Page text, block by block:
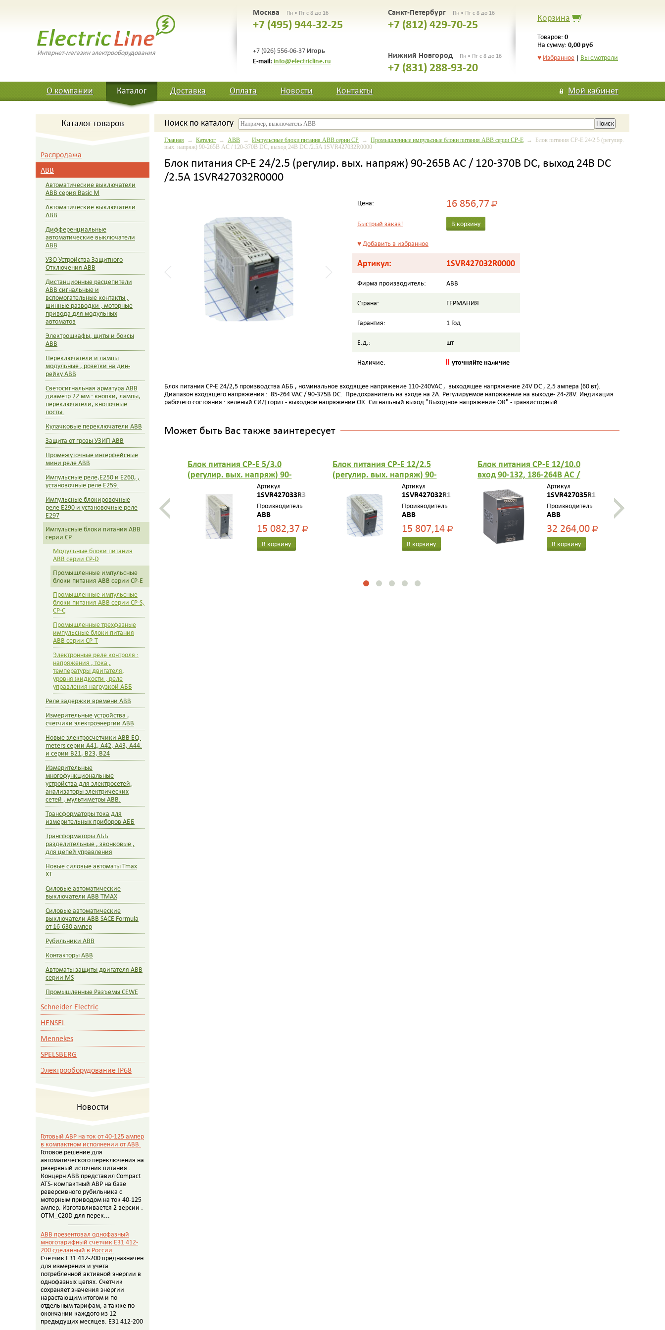
Интернет-магазин электрооборудования
Москва Пн • Пт с 8 до 16
+7 (495) 944-32-25
+7 (926) 556-06-37 Игорь
E-mail: info@electricline.ru
Санкт-Петербург Пн • Пт с 8 до 16
+7 (812) 429-70-25
Нижний Новгород Пн • Пт с 8 до 16
+7 (831) 288-93-20
Корзина
Товаров: 0
На сумму: 0,00 руб
♥ Избранное | Вы смотрели
О компании Каталог Доставка Оплата Новости Контакты Мой кабинет
Каталог товаров
Распродажа
ABB
Автоматические выключатели
ABB серия Basic M
Автоматические выключатели
ABB
Дифференциальные
автоматические выключатели
ABB
УЗО Устройства Защитного
Отключения ABB
Дистанционные расцепители
ABB сигнальные и
вспомогательные контакты ,
шинные разводки , моторные
привода для модульных
автоматов
Электрошкафы, щиты и боксы
ABB
Переключатели и лампы
модульные , розетки на дин-
рейку ABB
Светосигнальная арматура ABB
диаметр 22 мм : кнопки, лампы,
переключатели, кнопочные
посты.
Кулачковые переключатели ABB
Защита от грозы УЗИП ABB
Промежуточные интерфейсные
мини реле ABB
Импульсные реле,E250 и E260, ,
установочные реле E259.
Импульсные блокировочные
реле E290 и установочные реле
E297
Импульсные блоки питания ABB
серии CP
Модульные блоки питания
ABB серии CP-D
Промышленные импульсные
блоки питания ABB серии CP-E
Промышленные импульсные
блоки питания ABB серии CP-S,
CP-C
Промышленные трехфазные
импульсные блоки питания
ABB серии CP-T
Электронные реле контроля :
напряжения , тока ,
температуры двигателя,
уровня жидкости , реле
управления нагрузкой АББ
Реле задержки времени ABB
Измерительные устройства ,
счетчики электроэнергии ABB
Новые электросчетчики ABB EQ-
meters серии А41, A42, A43, A44.
и серии B21, B23, B24
Измерительные
многофункциональные
устройства для электросетей,
анализаторы электрических
сетей , мультиметры ABB.
Трансформаторы тока для
измерительных приборов АББ
Трансформаторы АББ
разделительные , звонковые ,
для цепей управления
Новые силовые автоматы Tmax
XT
Силовые автоматические
выключатели ABB TMAX
Силовые автоматические
выключатели ABB SACE Formula
от 16-630 ампер
Рубильники АВВ
Контакторы ABB
Автоматы защиты двигателя ABB
серии MS
Промышленные Разъемы CEWE
Schneider Electric
HENSEL
Mennekes
SPELSBERG
Электрооборудование IP68
Новости
Готовый АВР на ток от 40-125 ампер
в компактном исполнении от АВВ.
Готовое решение для
автоматического переключения на
резервный источник питания .
Концерн АВВ представил Compact
ATS- компактный АВР на базе
реверсивного рубильника с
моторным приводом на ток 40-125
ампер. Изготавливается 2 версии :
OTM_C20D для перек...
ABB презентовал однофазный
многотарифный счетчик E31 412-
200 сделанный в России.
Счетчик E31 412-200 предназначен
для измерения и учета
потребленной активной энергии в
однофазных цепях. Счетчик
сохраняет значения энергии
нарастающим итогом и по
отдельным тарифам, а также по
окончании каждого из 12
предыдущих месяцев. E31 412-200
Поиск по каталогу
Главная → Каталог → ABB → Импульсные блоки питания ABB серии CP → Промышленные импульсные блоки питания ABB серии CP-E → Блок питания CP-E 24/2.5 (регулир.
вых. напряж) 90-265В AC / 120-370В DC, выход 24В DC /2.5A 1SVR427032R0000
Блок питания CP-E 24/2.5 (регулир. вых. напряж) 90-265В AC / 120-370В DC, выход 24В DC
/2.5A 1SVR427032R0000
Цена: 16 856,77Р
Быстрый заказ! В корзину
♥Добавить в избранное
Артикул: 1SVR427032R0000
Фирма производитель: ABB
Страна: ГЕРМАНИЯ
Гарантия: 1 Год
Е.д.: шт
Наличие: уточняйте наличие
Блок питания CP-E 24/2,5 производства АББ , номинальное входящее напряжение 110-240VAC , выходящее напряжение 24V DC , 2,5 ампера (60 вт).
Диапазон входящего напряжения : 85-264 VAC / 90-375В DC. Предохранитель на входе на 2А. Регулируемое напряжение на выходе- 24-28V. Индикация
рабочего состояния : зеленый СИД горит - выходное напряжение ОК. Сигнальный выход "Выходное напряжение ОК" - транзисторный.
Может быть Вас также заинтересует
Блок питания CP-E 5/3.0
(регулир. вых. напряж) 90-
265В AC / 120-370В DC, выход
5В DC /3.0A 1SVR427033R3000
Артикул
1SVR427033R3000
Производитель
ABB
15 082,37Р
В корзину
Блок питания CP-E 12/2.5
(регулир. вых. напряж) 90-
265В AC / 120-370В DC, выход
12В DC /2.5A
1SVR427032R1000
Артикул
1SVR427032R1000
Производитель
ABB
15 807,14Р
В корзину
Блок питания CP-E 12/10.0
вход 90-132, 186-264В AC /
210-370В DC, выход 12В DC /
10A 1SVR427035R1000
Артикул
1SVR427035R1000
Производитель
ABB
32 264,00Р
В корзину